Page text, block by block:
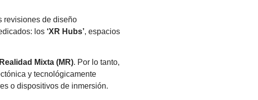
revisiones de diseño
los ‘XR Hubs’, espacios
Mixta (MR). Por lo tanto,
y tecnológicamente
o dispositivos de inmersión.